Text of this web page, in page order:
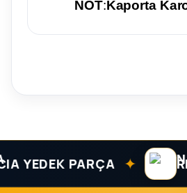
NOT:Kaporta
PARÇA ✦